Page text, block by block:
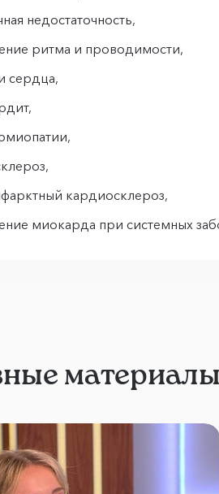
недостаточность,
ритма и проводимости,
сердца,
кардиосклероз,
миокарда при системных
материалы